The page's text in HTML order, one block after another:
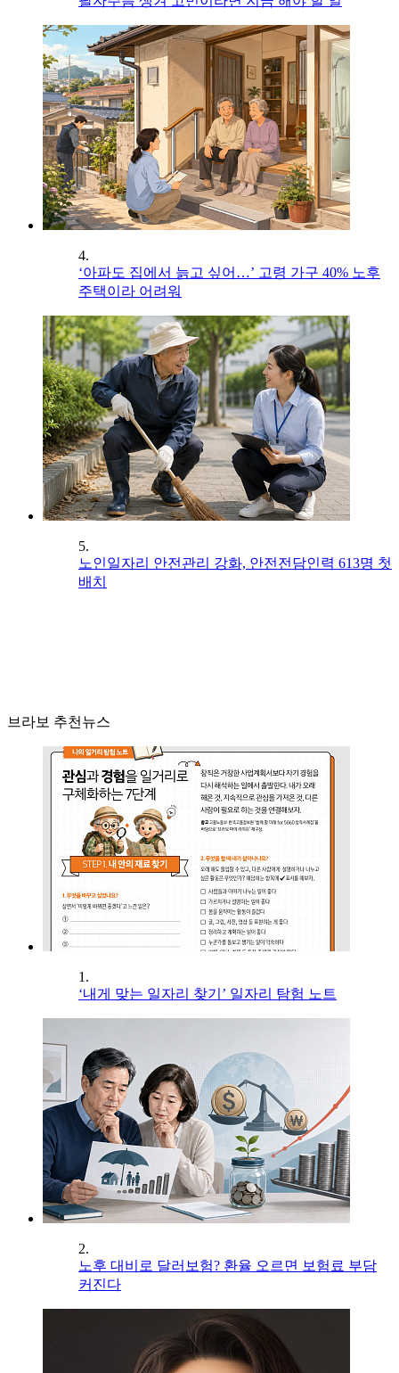
4.
‘아파도 집에서 늙고 싶어…’ 고령 가구 40% 노후
주택이라 어려워
5.
노인일자리 안전관리 강화, 안전전담인력 613명 첫
배치
브라보 추천뉴스
1.
‘내게 맞는 일자리 찾기’ 일자리 탐험 노트
2.
노후 대비로 달러보험? 환율 오르면 보험료 부담
커진다